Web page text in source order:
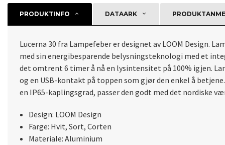
PRODUKTINFO DATAARK
Lucerna 30 fra Lampefeber er designet av LOOM Design.
med sin energibesparende belysningsteknologi med et
det omtrent 6 timer å nå en lysintensitet på 100% igjen.
og en USB-kontakt på toppen som gjør den enkel å
en IP65-kaplingsgrad, passer den godt med det nordiske
Design: LOOM Design
Farge: Hvit, Sort, Corten
Materiale: Aluminium